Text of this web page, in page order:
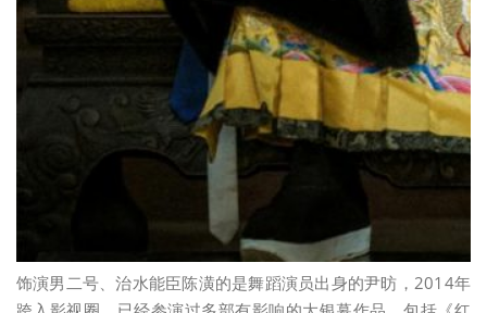
饰演男二号、治水能臣陈潢的是舞蹈演员出身的尹昉，2014年